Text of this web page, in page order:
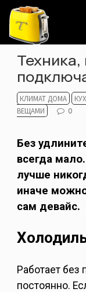
Skip
content
КЛИМАТ ДОМА
ВЕЩАМИ
0
Без
всегда
лучше
иначе
сам девайс.
Работает без
постоянно.